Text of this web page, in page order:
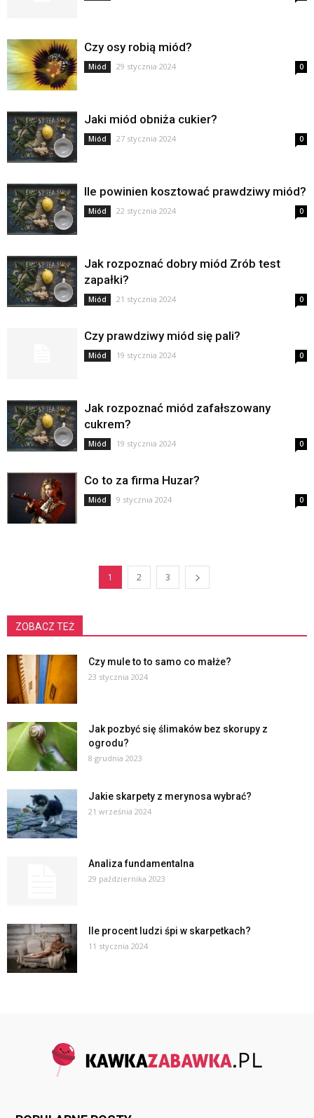
Czy osy robią miód?
Miód 29 stycznia 2024 0
Jaki miód obniża cukier?
Miód 27 stycznia 2024 0
Ile powinien kosztować prawdziwy miód?
Miód 22 stycznia 2024 0
Jak rozpoznać dobry miód Zrób test
zapałki?
Miód 21 stycznia 2024 0
Czy prawdziwy miód się pali?
Miód 19 stycznia 2024 0
Jak rozpoznać miód zafałszowany
cukrem?
Miód 19 stycznia 2024 0
Co to za firma Huzar?
Miód 9 stycznia 2024 0
1 2 3
ZOBACZ TEŻ
Czy mule to to samo co małże?
23 stycznia 2024
Jak pozbyć się ślimaków bez skorupy z
ogrodu?
8 grudnia 2023
Jakie skarpety z merynosa wybrać?
21 września 2024
Analiza fundamentalna
29 października 2023
Ile procent ludzi śpi w skarpetkach?
11 stycznia 2024